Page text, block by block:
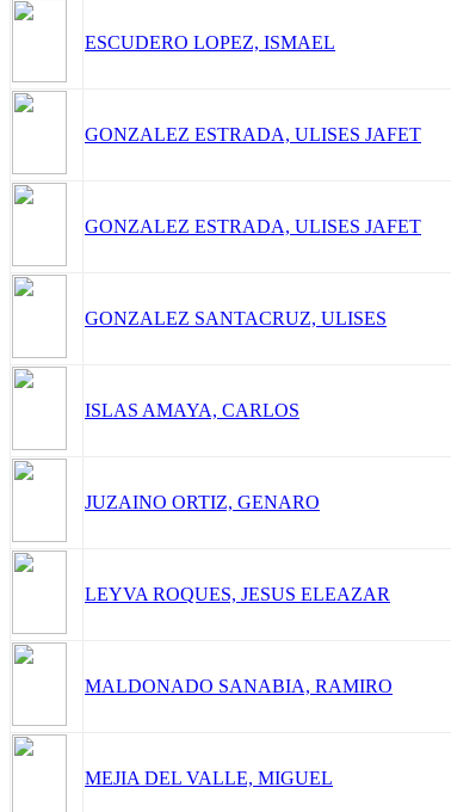
ESCUDERO LOPEZ, ISMAEL
GONZALEZ ESTRADA, ULISES JAFET
GONZALEZ ESTRADA, ULISES JAFET
GONZALEZ SANTACRUZ, ULISES
ISLAS AMAYA, CARLOS
JUZAINO ORTIZ, GENARO
LEYVA ROQUES, JESUS ELEAZAR
MALDONADO SANABIA, RAMIRO
MEJIA DEL VALLE, MIGUEL